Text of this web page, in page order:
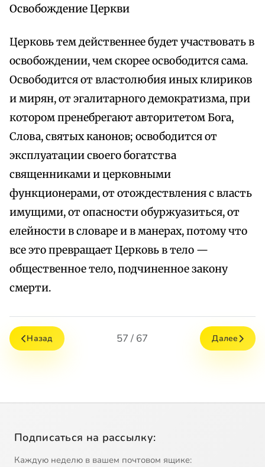
Освобождение Церкви
Церковь тем действеннее будет участвовать в
освобождении, чем скорее освободится сама.
Освободится от властолюбия иных клириков
и мирян, от эгалитарного демократизма, при
котором пренебрегают авторитетом Бога,
Слова, святых канонов; освободится от
эксплуатации своего богатства
священниками и церковными
функционерами, от отождествления с власть
имущими, от опасности обуржуазиться, от
елейности в словаре и в манерах, потому что
все это превращает Церковь в тело —
общественное тело, подчиненное закону
смерти.
Назад 57 / 67 Далее
Подписаться на рассылку:
Каждую неделю в вашем почтовом ящике: